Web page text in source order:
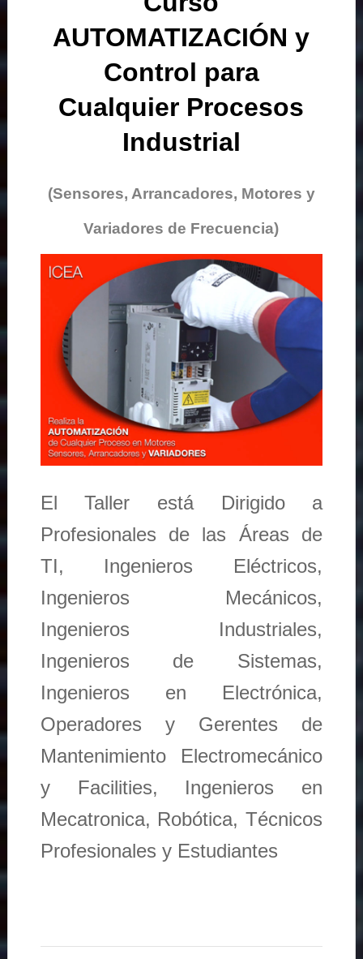
AUTOMATIZACIÓN y
Control para
Cualquier Procesos
Industrial
(Sensores, Arrancadores, Motores y
Variadores de Frecuencia)
El Taller está Dirigido a
Profesionales de las Áreas de
TI, Ingenieros Eléctricos,
Ingenieros Mecánicos,
Ingenieros Industriales,
Ingenieros de Sistemas,
Ingenieros en Electrónica,
Operadores y Gerentes de
Mantenimiento Electromecánico
y Facilities, Ingenieros en
Mecatronica, Robótica, Técnicos
Profesionales y Estudiantes